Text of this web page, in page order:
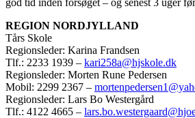
REGION NORDJYLLAND
Tårs Skole
Regionsleder: Karina Frandsen
Tlf.: 2233 1939 – kari258a@hjskole.dk
Regionsleder: Morten Rune Pedersen
Mobil: 2299 2367 –
Regionsleder: Lars Bo Westergård
Tlf.: 4122 4665 –